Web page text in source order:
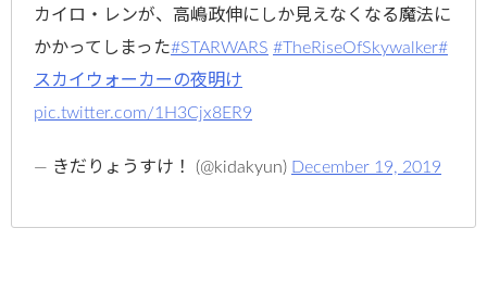
カイロ・レンが、高嶋政伸にしか見えなくなる魔法に
かかってしまった#STARWARS #TheRiseOfSkywalker#
スカイウォーカーの夜明け
pic.twitter.com/1H3Cjx8ER9
— きだりょうすけ！ (@kidakyun) December 19, 2019